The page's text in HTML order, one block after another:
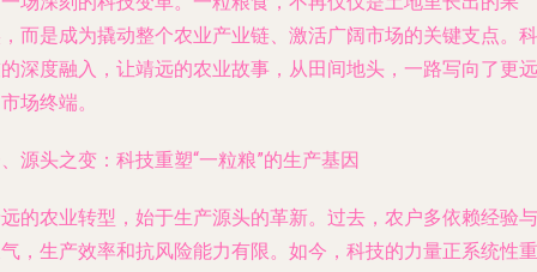
而是成为撬动整个农业产业链、激活广阔市场的关键支点。科
深度融入，让靖远的农业故事，从田间地头，一路写向了更远
场终端。
源头之变：科技重塑“一粒粮”的生产基因
的农业转型，始于生产源头的革新。过去，农户多依赖经验与
，生产效率和抗风险能力有限。如今，科技的力量正系统性重